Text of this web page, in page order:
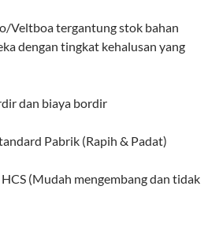
Veltboa tergantung stok bahan
dengan tingkat kehalusan yang
dan biaya bordir
Pabrik (Rapih & Padat)
(Mudah mengembang dan tidak